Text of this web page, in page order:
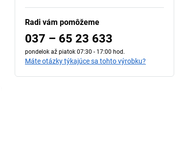
Radi vám pomôžeme
037 – 65 23 633
pondelok až piatok 07:30 - 17:00 hod.
Máte otázky týkajúce sa tohto výrobku?